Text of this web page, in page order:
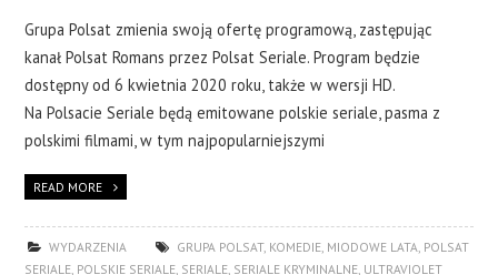
Grupa Polsat zmienia swoją ofertę programową, zastępując
kanał Polsat Romans przez Polsat Seriale. Program będzie
dostępny od 6 kwietnia 2020 roku, także w wersji HD.
Na Polsacie Seriale będą emitowane polskie seriale, pasma z
polskimi filmami, w tym najpopularniejszymi
READ MORE
WYDARZENIA GRUPA POLSAT, KOMEDIE, MIODOWE LATA, POLSAT
SERIALE, POLSKIE SERIALE, SERIALE, SERIALE KRYMINALNE, ULTRAVIOLET